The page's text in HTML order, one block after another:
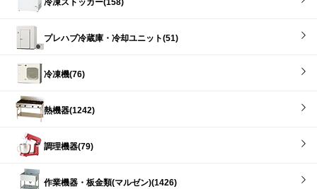
プレハブ冷蔵庫・冷却ユニット(51)
冷凍機(76)
熱機器(1242)
調理機器(79)
作業機器・板金類(マルゼン)(1426)